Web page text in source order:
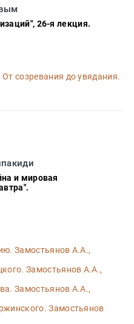
26-я лекция.
созревания до увядания.
и мировая
Замостьянов А.А.,
Замостьянов А.А.,
Замостьянов А.А.,
Замостьянов